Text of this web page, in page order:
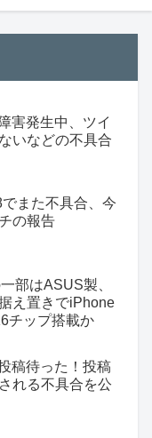
害発生中、ツイ
いなどの不具合
また不具合、今
の報告
部はASUS製、
え置きでiPhone
チップ搭載か
稿待った！投稿
れる不具合を公